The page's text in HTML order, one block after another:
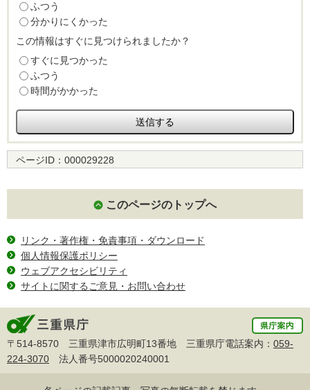
ふつう
分かりにくかった
この情報はすぐに見つけられましたか？
すぐに見つかった
ふつう
時間がかかった
ページID： 000029228
このページのトップへ
リンク・著作権・免責事項・ダウンロード
個人情報保護ポリシー
ウェブアクセシビリティ
サイトに関するご意見・お問い合わせ
〒514-8570 三重県津市広明町13番地 三重県庁電話案内： 059-
224-3070 法人番号5000020240001